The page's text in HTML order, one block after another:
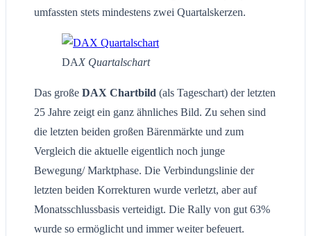
umfassten stets mindestens zwei Quartalskerzen.
DAX Quartalschart
Das große DAX Chartbild (als Tageschart) der letzten
25 Jahre zeigt ein ganz ähnliches Bild. Zu sehen sind
die letzten beiden großen Bärenmärkte und zum
Vergleich die aktuelle eigentlich noch junge
Bewegung/ Marktphase. Die Verbindungslinie der
letzten beiden Korrekturen wurde verletzt, aber auf
Monatsschlussbasis verteidigt. Die Rally von gut 63%
wurde so ermöglicht und immer weiter befeuert.